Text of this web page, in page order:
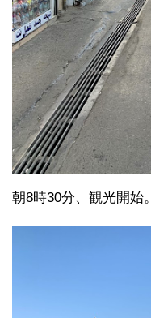
朝8時30分、観光開始。